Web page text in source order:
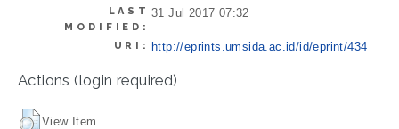
LAST
MODIFIED:
31 Jul 2017 07:32
URI: http://eprints.umsida.ac.id/id/eprint/434
Actions (login required)
View Item